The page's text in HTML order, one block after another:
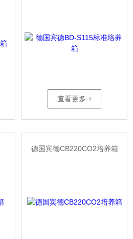
查看更多 +
德国宾德CB220CO2培养箱